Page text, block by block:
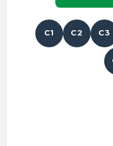
C1 C2 C3